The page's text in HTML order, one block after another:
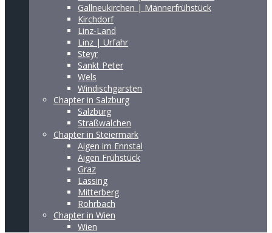
Gallneukirchen | Männerfrühstück
Kirchdorf
Linz-Land
Linz | Urfahr
Steyr
Sankt Peter
Wels
Windischgarsten
Chapter in Salzburg
Salzburg
Straßwalchen
Chapter in Steiermark
Aigen im Ennstal
Aigen Frühstück
Graz
Lassing
Mitterberg
Rohrbach
Chapter in Wien
Wien